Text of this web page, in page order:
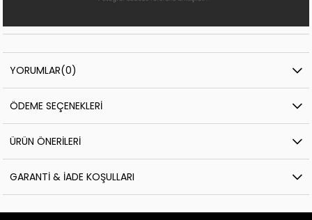
YORUMLAR(0)
ÖDEME SEÇENEKLERI
ÜRÜN ÖNERILERI
GARANTI & İADE KOŞULLARI